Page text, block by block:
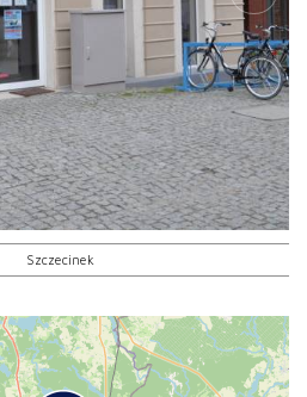
Szczecinek